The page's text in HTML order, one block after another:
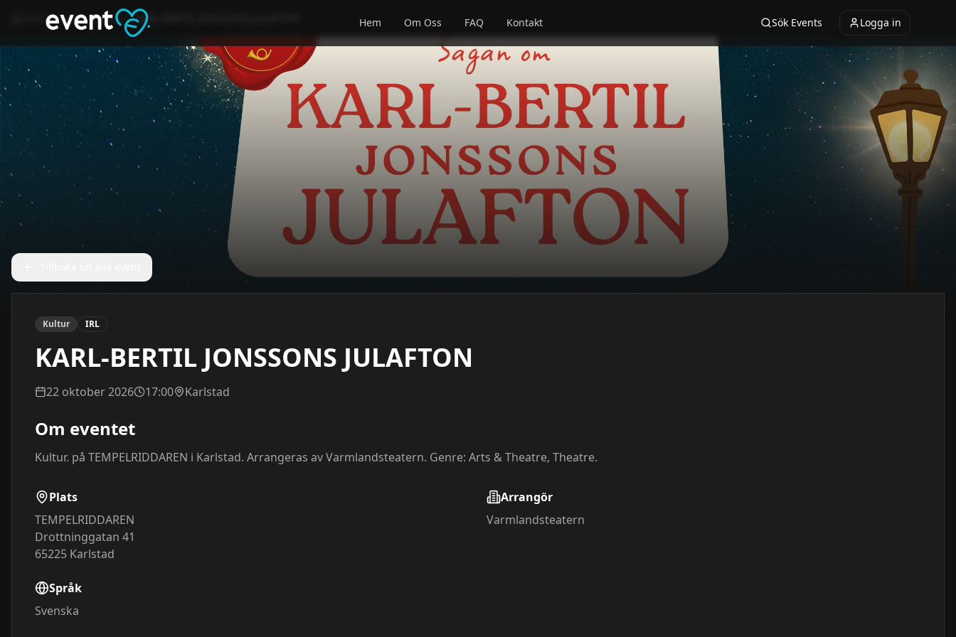
Hem Om Oss FAQ Kontakt Sök Events Logga in
Event Kultur KARL-BERTIL JONSSONS JULAFTON
Kultur IRL
KARL-BERTIL JONSSONS JULAFTON
22 oktober 2026 17:00 Karlstad
Om eventet
Kultur. på TEMPELRIDDAREN i Karlstad. Arrangeras av Varmlandsteatern. Genre: Arts & Theatre, Theatre.
Plats
TEMPELRIDDAREN
Drottninggatan 41
65225 Karlstad
Arrangör
Varmlandsteatern
Språk
Svenska